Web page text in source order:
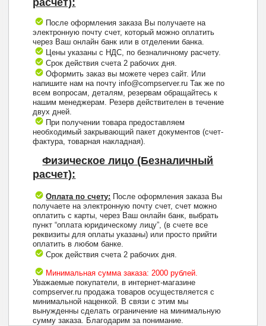
расчет):
После оформления заказа Вы получаете на
электронную почту счет, который можно оплатить
через Ваш онлайн банк или в отделении банка.
Цены указаны с НДС, по безналичному расчету.
Срок действия счета 2 рабочих дня.
Оформить заказ вы можете через сайт. Или
напишите нам на почту info@compserver.ru Так же по
всем вопросам, деталям, резервам обращайтесь к
нашим менеджерам. Резерв действителен в течение
двух дней.
При получении товара предоставляем
необходимый закрывающий пакет документов (счет-
фактура, товарная накладная).
Физическое лицо (Безналичный
расчет):
Оплата по счету: После оформления заказа Вы
получаете на электронную почту счет, счет можно
оплатить с карты, через Ваш онлайн банк, выбрать
пункт “оплата юридическому лицу”, (в счете все
реквизиты для оплаты указаны) или просто прийти
оплатить в любом банке.
Срок действия счета 2 рабочих дня.
Минимальная сумма заказа: 2000 рублей.
Уважаемые покупатели, в интернет-магазине
compserver.ru продажа товаров осуществляется с
минимальной наценкой. В связи с этим мы
вынужденны сделать ограничение на минимальную
сумму заказа. Благодарим за понимание.
+7 (495) 223-13-47